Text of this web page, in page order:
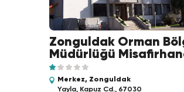
Zonguldak Orman
Müdürlüğü
Merkez, Zonguldak
Yayla, Kapuz Cd., 67030